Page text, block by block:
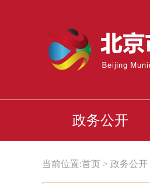
政务公开
当前位置:首页 > 政务公开